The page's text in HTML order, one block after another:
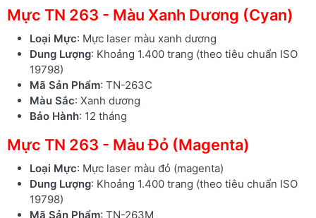
Mực TN 263 - Màu Xanh Dương (Cyan)
Loại Mực: Mực laser màu xanh dương
Dung Lượng: Khoảng 1.400 trang (theo tiêu chuẩn ISO
19798)
Mã Sản Phẩm: TN-263C
Màu Sắc: Xanh dương
Bảo Hành: 12 tháng
Mực TN 263 - Màu Đỏ (Magenta)
Loại Mực: Mực laser màu đỏ (magenta)
Dung Lượng: Khoảng 1.400 trang (theo tiêu chuẩn ISO
19798)
Mã Sản Phẩm: TN-263M